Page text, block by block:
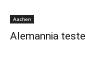
Aachen
Alemannia